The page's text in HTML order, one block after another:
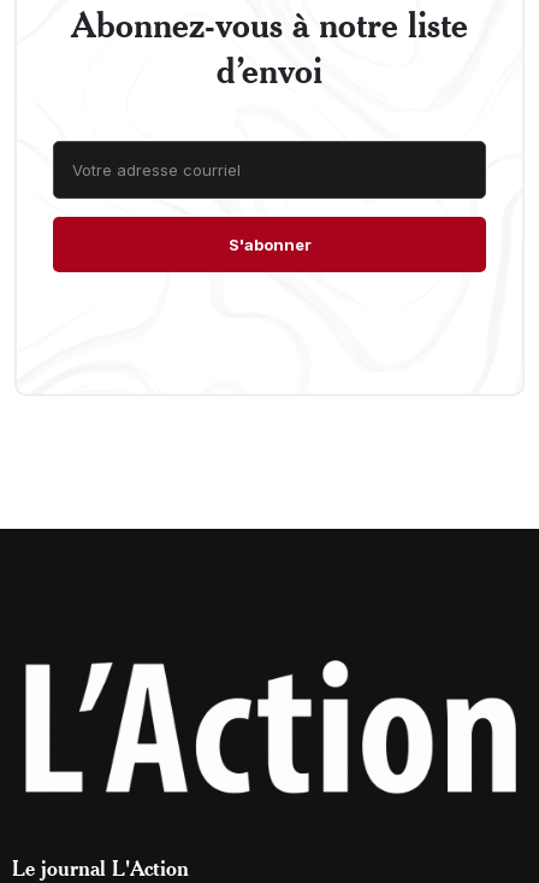
Abonnez-vous à notre liste
d’envoi
Le journal L'Action